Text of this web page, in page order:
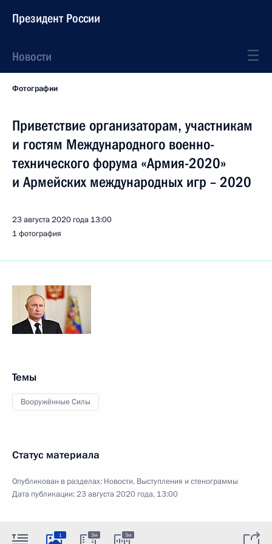
Президент России
Новости
Фотографии
Приветствие организаторам, участникам
и гостям Международного военно-
технического форума «Армия-2020»
и Армейских международных игр – 2020
23 августа 2020 года 13:00
1 фотография
Темы
Вооружённые Силы
Статус материала
Опубликован в разделах: Новости, Выступления и стенограммы
Дата публикации:23 августа 2020 года, 13:00
1 3м 3м